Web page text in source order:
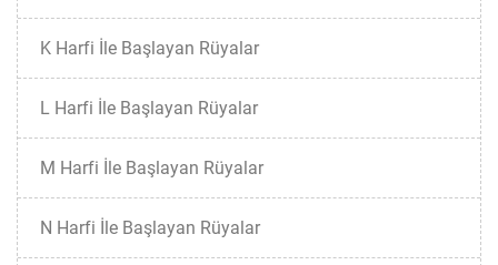
K Harfi İle Başlayan Rüyalar
L Harfi İle Başlayan Rüyalar
M Harfi İle Başlayan Rüyalar
N Harfi İle Başlayan Rüyalar